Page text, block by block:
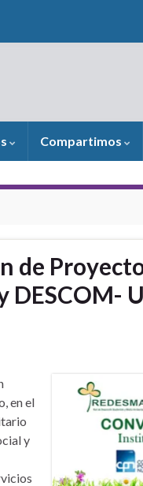
Compartimos
de
DESCOM-
en el
y